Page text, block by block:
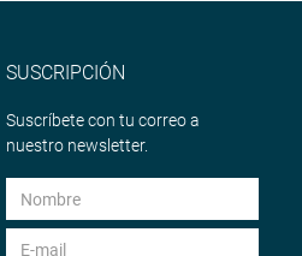
SUSCRIPCIÓN
Suscríbete con tu correo a
nuestro newsletter.